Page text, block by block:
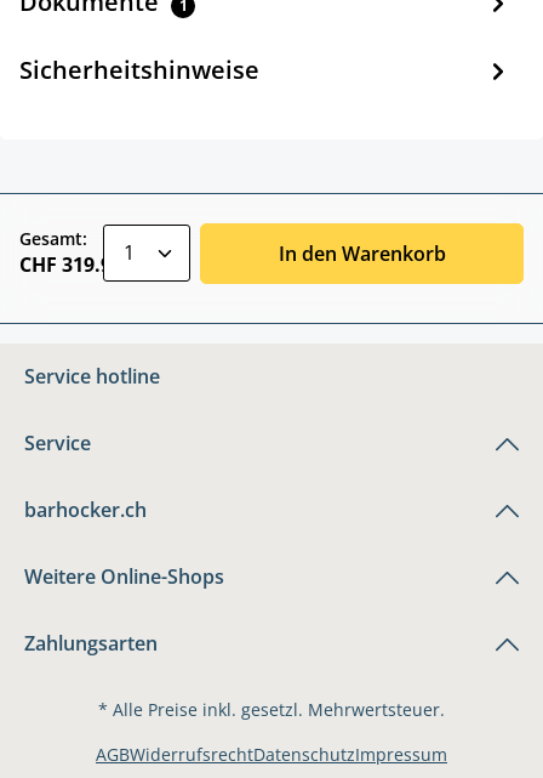
1
Sicherheitshinweise
Gesamt:
CHF 319.90 In den Warenkorb
Service hotline
Service
barhocker.ch
Weitere Online-Shops
Zahlungsarten
* Alle Preise inkl. gesetzl. Mehrwertsteuer.
AGBWiderrufsrechtDatenschutzImpressum